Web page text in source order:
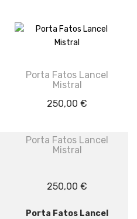
Porta Fatos Lancel
Mistral
250,00 €
Porta Fatos Lancel
Mistral
250,00 €
Porta Fatos Lancel